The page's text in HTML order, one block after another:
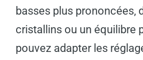
basses plus prononcées,
cristallins ou un équilibre
pouvez adapter les